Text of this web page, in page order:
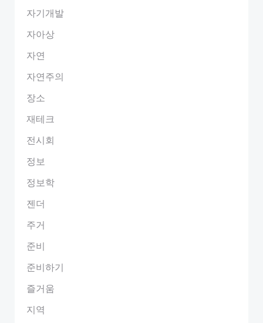
자기개발
자아상
자연
자연주의
장소
재테크
전시회
정보
정보학
젠더
주거
준비
준비하기
즐거움
지역